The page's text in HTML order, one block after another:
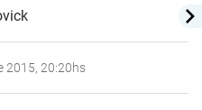
2015, 20:20hs